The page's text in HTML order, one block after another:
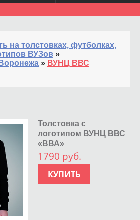
на толстовках, футболках,
ВУЗов »
» ВУНЦ ВВС
Толстовка с
логотипом ВУНЦ ВВС
«ВВА»
1790 руб.
КУПИТЬ